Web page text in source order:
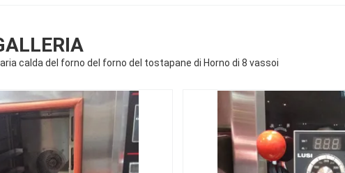
calda del forno del forno del tostapane di Horno di 8 vassoi